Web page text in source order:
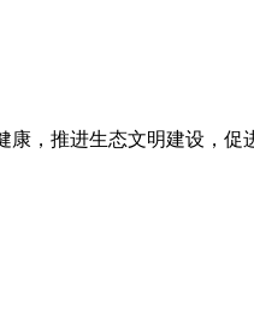
，推进生态文明建设，促